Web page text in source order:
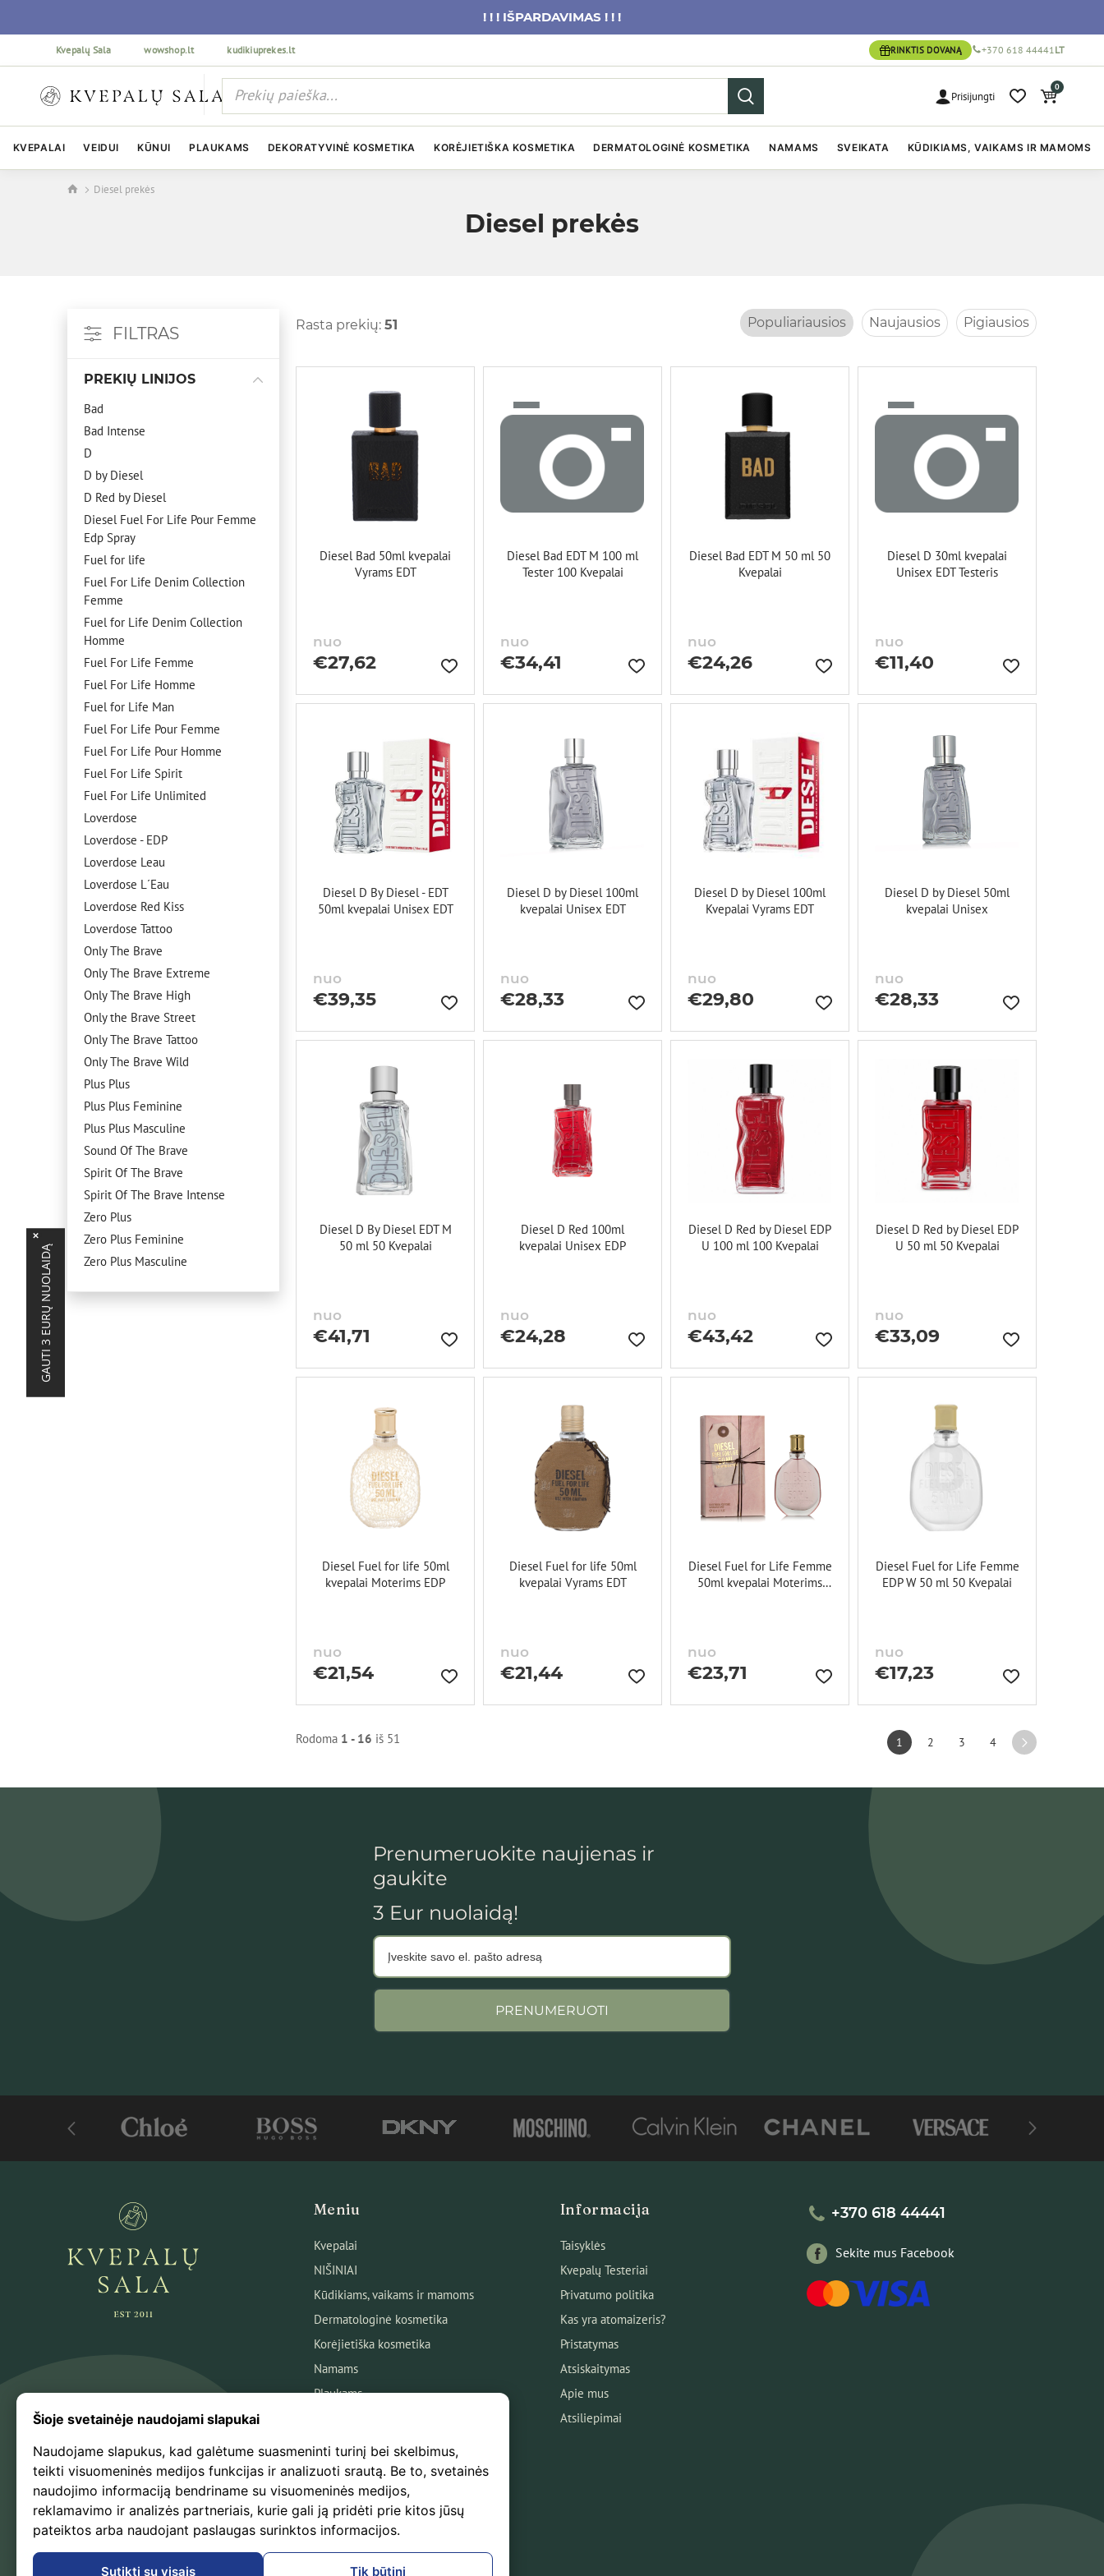
! ! ! IŠPARDAVIMAS ! ! !
Kvepalų Sala wowshop.lt kudikiuprekes.lt RINKTIS DOVANĄ +370 618 44441LT
Prisijungti
0
KVEPALAI VEIDUI KŪNUI PLAUKAMS DEKORATYVINĖ KOSMETIKA KORĖJIETIŠKA KOSMETIKA DERMATOLOGINĖ KOSMETIKA NAMAMS SVEIKATA KŪDIKIAMS, VAIKAMS IR MAMOMS
Diesel prekės
Diesel prekės
FILTRAS
PREKIŲ LINIJOS
Bad
Bad Intense
D
D by Diesel
D Red by Diesel
Diesel Fuel For Life Pour Femme
Edp Spray
Fuel for life
Fuel For Life Denim Collection
Femme
Fuel for Life Denim Collection
Homme
Fuel For Life Femme
Fuel For Life Homme
Fuel for Life Man
Fuel For Life Pour Femme
Fuel For Life Pour Homme
Fuel For Life Spirit
Fuel For Life Unlimited
Loverdose
Loverdose - EDP
Loverdose Leau
Loverdose L´Eau
Loverdose Red Kiss
Loverdose Tattoo
Only The Brave
Only The Brave Extreme
Only The Brave High
Only the Brave Street
Only The Brave Tattoo
Only The Brave Wild
Plus Plus
Plus Plus Feminine
Plus Plus Masculine
Sound Of The Brave
Spirit Of The Brave
Spirit Of The Brave Intense
Zero Plus
Zero Plus Feminine
Zero Plus Masculine
Populiariausios Naujausios Pigiausios
Rasta prekių:51
Diesel Bad 50ml kvepalai
Vyrams EDT
nuo
€27,62
Diesel Bad EDT M 100 ml
Tester 100 Kvepalai
nuo
€34,41
Diesel Bad EDT M 50 ml 50
Kvepalai
nuo
€24,26
Diesel D 30ml kvepalai
Unisex EDT Testeris
nuo
€11,40
Diesel D By Diesel - EDT
50ml kvepalai Unisex EDT
nuo
€39,35
Diesel D by Diesel 100ml
kvepalai Unisex EDT
nuo
€28,33
Diesel D by Diesel 100ml
Kvepalai Vyrams EDT
nuo
€29,80
Diesel D by Diesel 50ml
kvepalai Unisex
nuo
€28,33
Diesel D By Diesel EDT M
50 ml 50 Kvepalai
nuo
€41,71
Diesel D Red 100ml
kvepalai Unisex EDP
nuo
€24,28
Diesel D Red by Diesel EDP
U 100 ml 100 Kvepalai
nuo
€43,42
Diesel D Red by Diesel EDP
U 50 ml 50 Kvepalai
nuo
€33,09
Diesel Fuel for life 50ml
kvepalai Moterims EDP
nuo
€21,54
Diesel Fuel for life 50ml
kvepalai Vyrams EDT
nuo
€21,44
Diesel Fuel for Life Femme
50ml kvepalai Moterims
nuo
€23,71
Diesel Fuel for Life Femme
EDP W 50 ml 50 Kvepalai
nuo
€17,23
Rodoma 1 - 16 iš 51 1 2 3 4
Prenumeruokite naujienas ir
gaukite
3 Eur nuolaidą!
PRENUMERUOTI
Meniu
Kvepalai
NIŠINIAI
Kūdikiams, vaikams ir mamoms
Dermatologinė kosmetika
Korėjietiška kosmetika
Namams
Plaukams
Kūnui
Kosmetika
Naujausios
Išpardavimas
Kvepalų Blogas!
Informacija
Taisyklės
Kvepalų Testeriai
Privatumo politika
Kas yra atomaizeris?
Pristatymas
Atsiskaitymas
Apie mus
Atsiliepimai
+370 618 44441
Sekite mus Facebook
Šioje svetainėje naudojami slapukai
Naudojame slapukus, kad galėtume suasmeninti turinį bei skelbimus,
teikti visuomeninės medijos funkcijas ir analizuoti srautą. Be to, svetainės
naudojimo informaciją bendriname su visuomeninės medijos,
reklamavimo ir analizės partneriais, kurie gali ją pridėti prie kitos jūsų
pateiktos arba naudojant paslaugas surinktos informacijos.
Sutikti su visais Tik būtini
GAUTI 3 EURŲ NUOLAIDĄ
×